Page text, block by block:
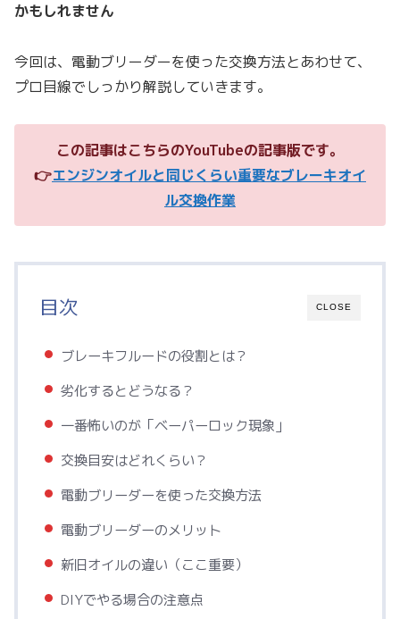
かもしれません
今回は、電動ブリーダーを使った交換方法とあわせて、
プロ目線でしっかり解説していきます。
この記事はこちらのYouTubeの記事版です。
👉エンジンオイルと同じくらい重要なブレーキオイ
ル交換作業
CLOSE
目次
ブレーキフルードの役割とは？
劣化するとどうなる？
一番怖いのが「ベーパーロック現象」
交換目安はどれくらい？
電動ブリーダーを使った交換方法
電動ブリーダーのメリット
新旧オイルの違い（ここ重要）
DIYでやる場合の注意点